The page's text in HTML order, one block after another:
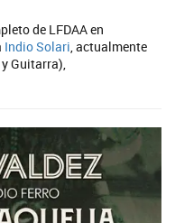
de LFDAA en
Indio Solari, actualmente
Guitarra),